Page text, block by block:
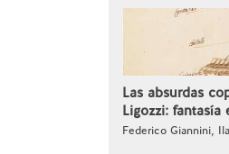
Las absurdas
Ligozzi:
Federico Giannini,